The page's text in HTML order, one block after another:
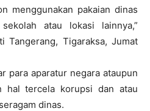
menggunakan pakaian dinas
atau lokasi lainnya,”
Tangerang, Tigaraksa, Jumat
para aparatur negara ataupun
hal tercela korupsi dan atau
dinas.